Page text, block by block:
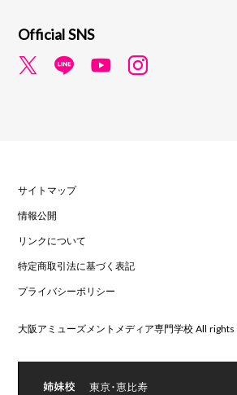
Official SNS
サイトマップ
情報公開
リンクについて
特定商取引法に基づく表記
プライバシーポリシー
大阪アミューズメントメディア専門学校 All rights